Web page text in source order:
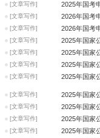
[文章写作]
[文章写作]
[文章写作]
[文章写作]
[文章写作]
[文章写作]
[文章写作]
[文章写作]
[文章写作]
[文章写作]
[文章写作]